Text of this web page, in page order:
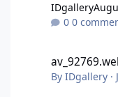
IDgallery
0
ByIDgallery ·